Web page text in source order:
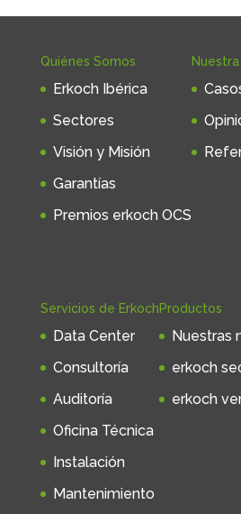
Quiénes Somos
Erkoch Ibérica
Sectores
Visión y Misión
Garantías
Premios erkoch OCS
Servicios de Erkoch
Data Center
Consultoría
Auditoría
Oficina Técnica
Instalación
Mantenimiento
Productos
Nuestras
erkoch
erkoch